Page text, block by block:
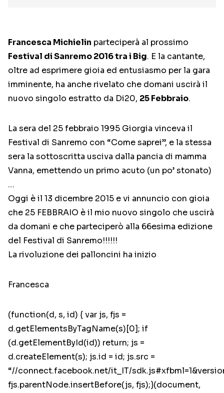
Francesca Michielin parteciperà al prossimo
Festival di Sanremo 2016 tra i Big. E la cantante,
oltre ad esprimere gioia ed entusiasmo per la gara
imminente, ha anche rivelato che domani uscirà il
nuovo singolo estratto da Di20, 25 Febbraio.
La sera del 25 febbraio 1995 Giorgia vinceva il
Festival di Sanremo con “Come saprei”, e la stessa
sera la sottoscritta usciva dalla pancia di mamma
Vanna, emettendo un primo acuto (un po’ stonato)
…
Oggi è il 13 dicembre 2015 e vi annuncio con gioia
che 25 FEBBRAIO è il mio nuovo singolo che uscirà
da domani e che parteciperò alla 66esima edizione
del Festival di Sanremo!!!!!!
La rivoluzione dei palloncini ha inizio
Francesca
(function(d, s, id) { var js, fjs =
d.getElementsByTagName(s)[0]; if
(d.getElementById(id)) return; js =
d.createElement(s); js.id = id; js.src =
“//connect.facebook.net/it_IT/
fjs.parentNode.insertBefore(js, fjs);}(document,